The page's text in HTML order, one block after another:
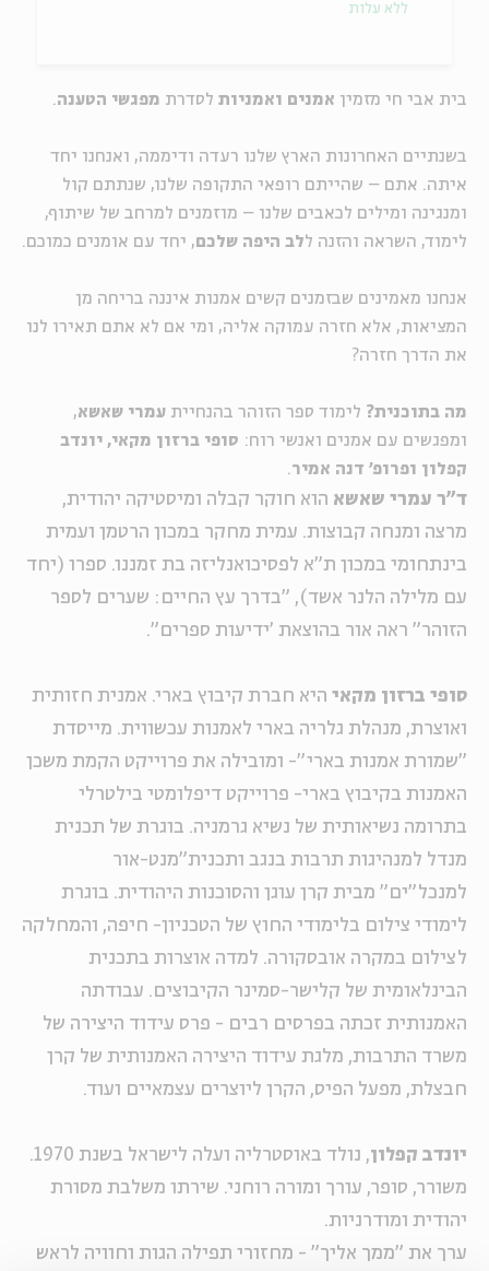
בית אבי חי מזמין אמנים ואמניות לסדרת מפגשי הטענה.
בשנתיים האחרונות הארץ שלנו רעדה ודיממה, ואנחנו יחד
איתה. אתם – שהייתם רופאי התקופה שלנו, שנתתם קול
ומנגינה ומילים לכאבים שלנו – מוזמנים למרחב של שיתוף,
לימוד, השראה והזנה ללב היפה שלכם, יחד עם אומנים כמוכם.
אנחנו מאמינים שבזמנים קשים אמנות איננה בריחה מן
המציאות, אלא חזרה עמוקה אליה, ומי אם לא אתם תאירו לנו
את הדרך חזרה?
מה בתוכנית? לימוד ספר הזוהר בהנחיית עמרי שאשא,
ומפגשים עם אמנים ואנשי רוח: סופי ברזון מקאי, יונדב
קפלון ופרופ' דנה אמיר.
ד"ר עמרי שאשא הוא חוקר קבלה ומיסטיקה יהודית,
מרצה ומנחה קבוצות. עמית מחקר במכון הרטמן ועמית
בינתחומי במכון ת"א לפסיכואנליזה בת זמננו. ספרו (יחד
עם מלילה הלנר אשד), "בדרך עץ החיים: שערים לספר
הזוהר" ראה אור בהוצאת 'ידיעות ספרים".
סופי ברזון מקאי היא חברת קיבוץ בארי. אמנית חזותית
ואוצרת, מנהלת גלריה בארי לאמנות עכשווית. מייסדת
"שמורת אמנות בארי"- ומובילה את פרוייקט הקמת משכן
האמנות בקיבוץ בארי- פרוייקט דיפלומטי בילטרלי
בתרומה נשיאותית של נשיא גרמניה. בוגרת של תכנית
מנדל למנהיגות תרבות בנגב ותכנית"מנט-אור
למנכל"ים" מבית קרן עוגן והסוכנות היהודית. בוגרת
לימודי צילום בלימודי החוץ של הטכניון- חיפה, והמחלקה
לצילום במקרה אובסקורה. למדה אוצרות בתכנית
הבינלאומית של קלישר-סמינר הקיבוצים. עבודתה
האמנותית זכתה בפרסים רבים - פרס עידוד היצירה של
משרד התרבות, מלגת עידוד היצירה האמנותית של קרן
חבצלת, מפעל הפיס, הקרן ליוצרים עצמאיים ועוד.
יונדב קפלון, נולד באוסטרליה ועלה לישראל בשנת 1970.
משורר, סופר, עורך ומורה רוחני. שירתו משלבת מסורת
יהודית ומודרניות.
ערך את "ממך אליך" - מחזורי תפילה הגות וחוויה לראש
ללא עלות